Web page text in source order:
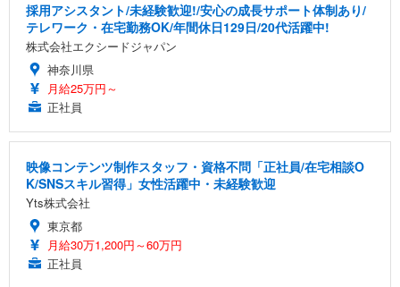
採用アシスタント/未経験歓迎!/安心の成長サポート体制あり/
テレワーク・在宅勤務OK/年間休日129日/20代活躍中!
株式会社エクシードジャパン
神奈川県
月給25万円～
正社員
映像コンテンツ制作スタッフ・資格不問「正社員/在宅相談O
K/SNSスキル習得」女性活躍中・未経験歓迎
Yts株式会社
東京都
月給30万1,200円～60万円
正社員